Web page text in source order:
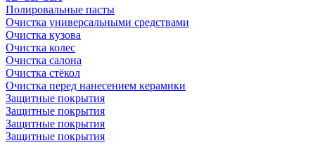
Полировальные пасты
Очистка универсальными средствами
Очистка кузова
Очистка колес
Очистка салона
Очистка стёкол
Очистка перед нанесением керамики
Защитные покрытия
Защитные покрытия
Защитные покрытия
Защитные покрытия